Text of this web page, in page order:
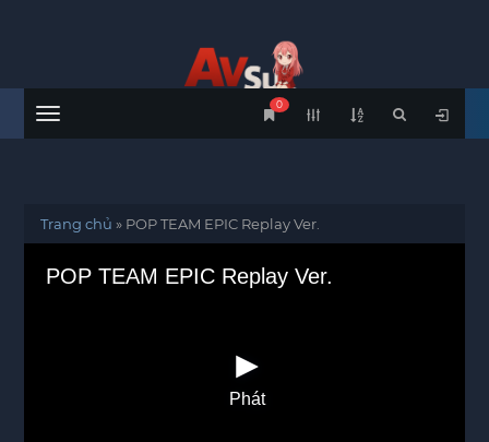
Menu
0
Trang chủ » POP TEAM EPIC Replay Ver.
POP TEAM EPIC Replay Ver.
Phát